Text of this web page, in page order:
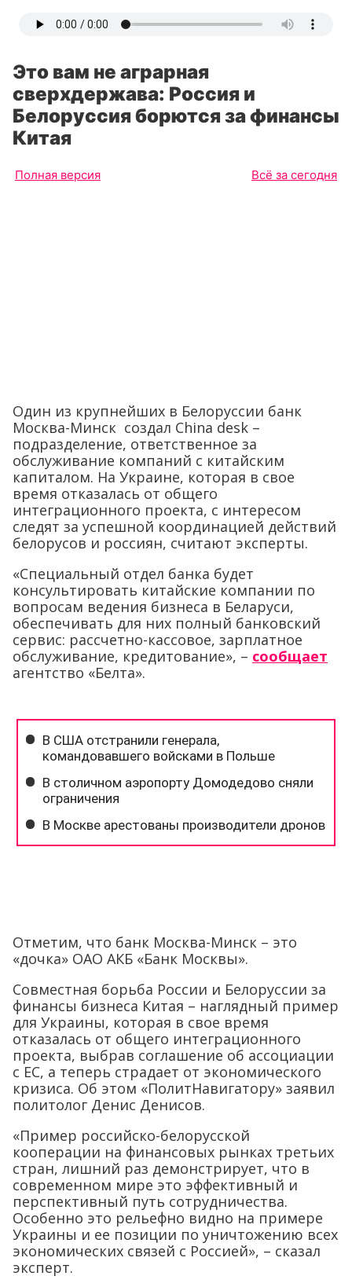
Это вам не аграрная
сверхдержава: Россия и
Белоруссия борются за финансы
Китая
Полная версия Всё за сегодня
Один из крупнейших в Белоруссии банк
Москва-Минск создал China desk –
подразделение, ответственное за
обслуживание компаний с китайским
капиталом. На Украине, которая в свое
время отказалась от общего
интеграционного проекта, с интересом
следят за успешной координацией действий
белорусов и россиян, считают эксперты.
«Специальный отдел банка будет
консультировать китайские компании по
вопросам ведения бизнеса в Беларуси,
обеспечивать для них полный банковский
сервис: рассчетно-кассовое, зарплатное
обслуживание, кредитование», – сообщает
агентство «Белта».
Отметим, что банк Москва-Минск – это
«дочка» ОАО АКБ «Банк Москвы».
Совместная борьба России и Белоруссии за
финансы бизнеса Китая – наглядный пример
для Украины, которая в свое время
отказалась от общего интеграционного
проекта, выбрав соглашение об ассоциации
с ЕС, а теперь страдает от экономического
кризиса. Об этом «ПолитНавигатору» заявил
политолог Денис Денисов.
«Пример российско-белорусской
кооперации на финансовых рынках третьих
стран, лишний раз демонстрирует, что в
современном мире это эффективный и
перспективный путь сотрудничества.
Особенно это рельефно видно на примере
Украины и ее позиции по уничтожению всех
экономических связей с Россией», – сказал
эксперт.